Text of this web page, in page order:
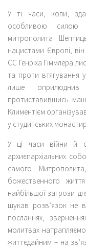
У ті часи, коли,
особливою силою
митрополита
нацистами Європі,
СС Генріха Гіммлера
та проти втягування
лише
протиставившись
Климентієм
у студитських
У ці часи війни й
архиєпархіальних
самого
божественного
найбільшої загрози
шукав розв’язок не
посланнях,
молитвах
життєдайним – на